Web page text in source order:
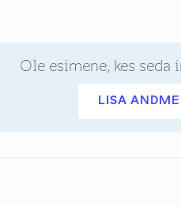
Ole esimene, kes seda
LISA